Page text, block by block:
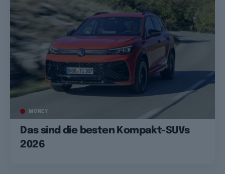
MONEY
Das sind die besten Kompakt-SUVs
2026